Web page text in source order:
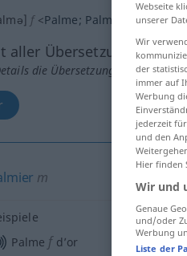
f <Palme; Palmen
aller Übersetzungen
die Übersetzung anklicken/
m
Palme fd’or
Webseite
unserer
Wir
der
immer auf
Werbung
jederzeit
und den
Hier finden
Wir und
Genaue
und/oder
Werbung
Liste der